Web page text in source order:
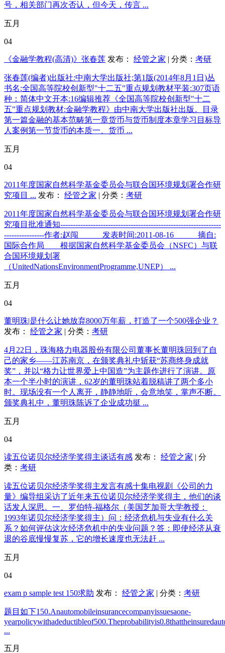
号，相关部门再次否认，但今天，传言 ...
五月
04
《金融学教程(高清)》张春莲 发布： 经管之家 | 分类： 考研
张春莲(编者)出版社:中南大学出版社;第1版(2014年8月1日)丛
书名:全国高等院校创新型"十二五"重点规划教材平装:307页语
种：简体中文开本:16编辑推荐《全国高等院校创新型"十二
五"重点规划教材:金融学教程》由中南大学出版社出版。目录
第一篇金融的基本范畴第一章货币与货币制度本章学习目标导
人案例第一节货币的本质一、货币 ...
五月
04
2011年度国家自然科学基金委员会与联合国环境规划署合作研
究项目 ... 发布： 经管之家 | 分类： 考研
2011年度国家自然科学基金委员会与联合国环境规划署合作研
究项目批准通知----------------------------------------------------------------
----------------作者:赵闯 发表时间:2011-08-16 摘自:
国际合作局 根据国家自然科学基金委员会（NSFC）与联
合国环境规划署
（UnitedNationsEnvironmentProgramme,UNEP） ...
五月
04
董明珠|是什么让她放弃8000万年薪，打造了一个500强企业？
发布： 经管之家 | 分类： 考研
4月22日，珠海格力电器股份有限公司董事长董明珠回到了自
己的家乡——江苏南京，在颁奖典礼中斩获“苏商终身成就
奖”，并以“格力让世界爱上中国造”为主题作进行了演讲。原
本一个半小时的演讲，62岁的董明珠站着脱稿讲了两个多小
时。现场没有一个人离开，静静地听，会意地笑，掌声不断。
颁奖典礼中，董明珠陈诉了企业成功挺 ...
五月
04
读五位诺贝尔经济学奖得主谈话有感 发布： 经管之家 | 分
类： 考研
读五位诺贝尔经济学奖得主发言有感十集电视剧《公司的力
量》编导组采访了近年来五位诺贝尔经济学奖得主，他们的谈
话发人深思。一、罗伯特-福格尔（美国芝加哥大学教授：
1993年诺贝尔经济学奖得主）问：经济危机与失业有什么关
系？如何评估这次经济危机中的失业问题？答：即使经济从衰
退的谷底慢慢复苏，它的增长速度也无法赶 ...
五月
04
exam p sample test 150求助 发布： 经管之家 | 分类： 考研
题目如下150.Anautomobileinsurancecompanyissuesaone-
...
五月